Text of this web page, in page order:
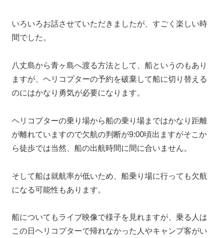
いろいろお話させていただきましたが、すごく楽しい時
間でした。
八丈島から青ヶ島へ渡る方法として、船というのもあり
ますが、ヘリコプターの予約を破棄して船に切り替える
のにはかなり勇気が必要になります。
ヘリコプターの乗り場から船の乗り場まではかなり距離
が離れていますので欠航の判断が9:00頃出ますがそこか
ら徒歩では当然、船の出航時間に間に合いません。
そして船は就航率が低いため、船乗り場に行っても欠航
になる可能性もあります。
船についてもライブ映像で様子を見れますが、乗る人は
この日ヘリコプターで帰れなかった人やキャンプ客がい